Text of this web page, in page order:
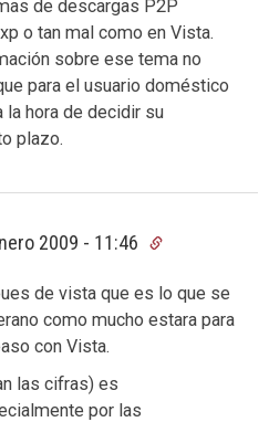
de descargas P2P
o tan mal como en Vista.
sobre ese tema no
para el usuario doméstico
la hora de decidir su
plazo.
2009 - 11:46
de vista que es lo que se
como mucho estara para
con Vista.
las cifras) es
por las